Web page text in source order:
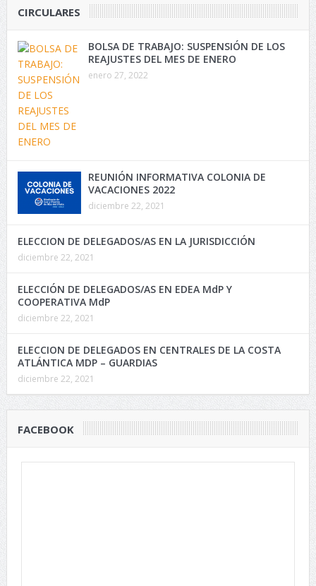
CIRCULARES
BOLSA DE TRABAJO: SUSPENSIÓN DE LOS
REAJUSTES DEL MES DE ENERO
enero 27, 2022
REUNIÓN INFORMATIVA COLONIA DE
VACACIONES 2022
diciembre 22, 2021
ELECCION DE DELEGADOS/AS EN LA JURISDICCIÓN
diciembre 22, 2021
ELECCIÓN DE DELEGADOS/AS EN EDEA MdP Y
COOPERATIVA MdP
diciembre 22, 2021
ELECCION DE DELEGADOS EN CENTRALES DE LA COSTA
ATLÁNTICA MDP – GUARDIAS
diciembre 22, 2021
FACEBOOK